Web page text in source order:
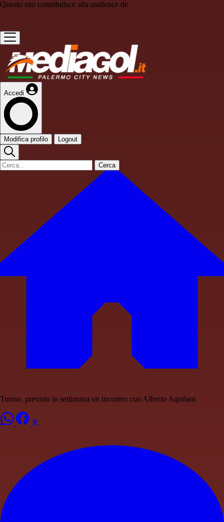
Questo sito contribuisce alla audience de
Accedi
Modifica profilo Logout
Cerca
Torino, previsto in settimana un incontro con Alberto Aquilani